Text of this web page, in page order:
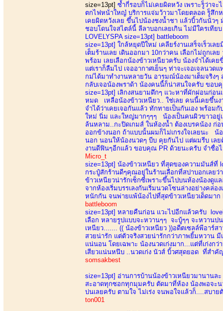
size=13pt] ซ้ำกี่รอบก็ไม่เคยผิดหวัง เพราะรู็ว่าจ
ตกไฟหน้าใหญ๋ บริการแจ่มว้าวมาโดยตลอด รู็สึก
เคยผิดหวังเลย ขึ้นไปน้องชงน้ำชา แล้วบิ้วกันนัวๆ
ชอบโดนใจสไตล์นี้ ลีลาบอกเลยเกิน ไม่มีใครเที
LOVELYSPA size=13pt] battleboom
size=13pt] ใกล้หยุดปีใหม่ เคลียร์งานเสร็จเร็วเล
เต็มร้านเลย เดินออกมา 10กว่าคน เลือกไม่ถูกเล
พร้อม เลยเลือกน้องข้าวเหนียวครับ น้องจำได้เ
แต่เราก็ลืมไป เจออากาศเย็นๆ ท่าจะเจอเจลนว
กม่ได้มาทำงานหลายวัน อารมณ์น้องมาเต็มจริง
กลับเจอน้องพราด้า น้องคนนี้ก็น่าสนใจครับ ขอ
size=13pt] เลิกงสนยามดึกๆ แวะหาที่ผักผ่อนก่อน
หมด เหลือน้องข้าวเหนียว.. ใช่เลย คนนี้เคยขึ้น
จำได้ว่าเคยเจอกันแล้ว ทักทายเป็นกันเอง พร้อ
ใหม่ นิ่ม และใหญ่มากๆๆๆ น้องเป็นคนผิวขาวอยู่
ล้นหลาม..กะปิดเกมส์ ในห้องน้ำ ต้องเบรคน้อง ก่
ออกข้างนอก ถ้าแบบนั้นผมก็ไม่เกรงใจเลยนะ น้
นอก นอนให้น้องนวดๆ บีบ คุยกันไป แต่ผมรีบ เล
งานดีฟินๆอีกแล้ว ขอบคุณ PR ด้วยนะครับ จำชื่อ
Micro_t
size=13pt] น้องข้าวเหนียว ที่สุดของความมันส์ที่
กระปู๋สักร้านดีๆคุณอยู่ในร้านเลือกที่สปาบอกเลยว่
ข้าวเหนียวน่ารักเซ็กซี่เพราะขึ้นไปบนห้องน้องดู
จากห้องเริ่มบรรเลงกันเริ่มนวดโซนล่างอย่างคล่
หนักกัน จนพ่ายแพ้น้องไปที่สุดข้าวเหนียวเด็ดมาก
battleboom
size=13pt] หลายคืนก่อน แวะไปอีกแล้วครับ
เลือก หลายรูปแบบจะหวานๆๆ จะบู้ๆๆ จะหวาน
เหนียว....... (( น้องข้าวเหนียว ))อดีตเซลล์พีอาร์ส
สวยน่ารัก แต่ตัวจริงสวยน่ารักกว่าภาพยิ้มหวาน มี
แน่นอน โดยเฉพาะ น้องนวดเก่งมาก...แต่ที่เก่งก
เสียวแน่นหนึบ ..นวดเก่ง นัวส์ บิ้วศสุดยอด ที่สำคั
somsakbest
size=13pt] อ่านการบ้านน้องข้าวเหนียวมานานล
สะอาดทุกซอกทุกมุมครับ ตัดมาที่ห้อง น้องพอจะน
บ่นเลยครับ ตามใจ ไม่เร่ง จนพอใจแล้วก็....สบ
ton001